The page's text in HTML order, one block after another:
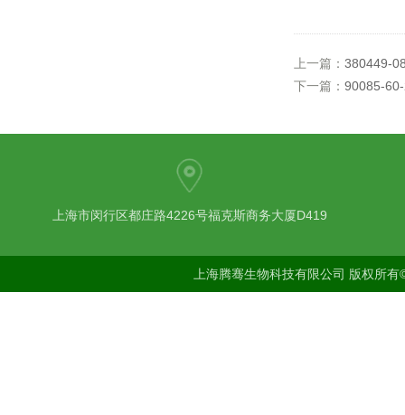
上一篇： 380449-
下一篇： 90085-
上海市闵行区都庄路4226号福克斯商务大厦D419
上海腾骞生物科技有限公司 版权所